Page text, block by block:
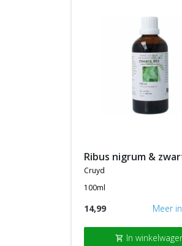
ribus nigrum &
cruyd
100ml
14,99 Meer
shopping_cart In